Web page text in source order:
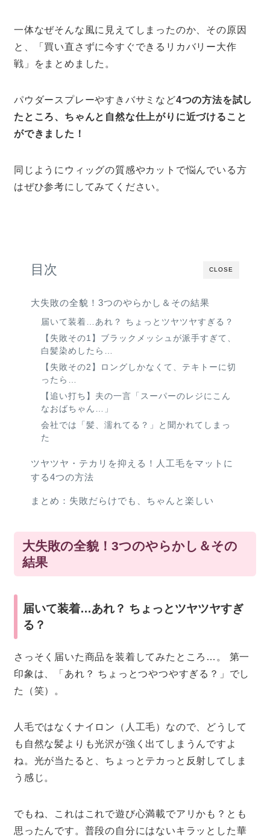
一体なぜそんな風に見えてしまったのか、その原因
と、「買い直さずに今すぐできるリカバリー大作
戦」をまとめました。
パウダースプレーやすきバサミなど4つの方法を試し
たところ、ちゃんと自然な仕上がりに近づけること
ができました！
同じようにウィッグの質感やカットで悩んでいる方
はぜひ参考にしてみてください。
CLOSE
目次
大失敗の全貌！3つのやらかし＆その結果
届いて装着…あれ？ ちょっとツヤツヤすぎる？
【失敗その1】ブラックメッシュが派手すぎて、
白髪染めしたら…
【失敗その2】ロングしかなくて、テキトーに切
ったら…
【追い打ち】夫の一言「スーパーのレジにこん
なおばちゃん…」
会社では「髪、濡れてる？」と聞かれてしまっ
た
ツヤツヤ・テカリを抑える！人工毛をマットに
する4つの方法
まとめ：失敗だらけでも、ちゃんと楽しい
大失敗の全貌！3つのやらかし＆その
結果
届いて装着…あれ？ ちょっとツヤツヤすぎ
る？
さっそく届いた商品を装着してみたところ…。 第一
印象は、「あれ？ ちょっとつやつやすぎる？」でし
た（笑）。
人毛ではなくナイロン（人工毛）なので、どうして
も自然な髪よりも光沢が強く出てしまうんですよ
ね。光が当たると、ちょっとテカっと反射してしま
う感じ。
でもね、これはこれで遊び心満載でアリかも？とも
思ったんです。普段の自分にはないキラッとした華